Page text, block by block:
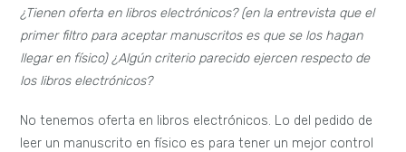
¿Tienen oferta en libros electrónicos? (en la entrevista que el
primer filtro para aceptar manuscritos es que se los hagan
llegar en físico) ¿Algún criterio parecido ejercen respecto de
los libros electrónicos?
No tenemos oferta en libros electrónicos. Lo del pedido de
leer un manuscrito en físico es para tener un mejor control